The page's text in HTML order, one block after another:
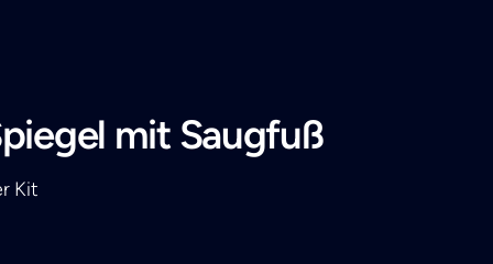
mit Saugfuß
Kit